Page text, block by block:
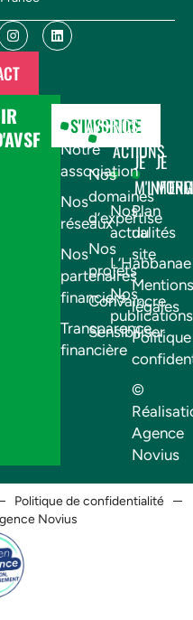
S'INSCRIRE
AVSF
Notre
association
Nos
réseaux
Nos
partenaires
financiers
Transparence
financière
NOS
ACTIONS
Nos
domaines
d’expertise
Nos
projets
Convaincre
Sensibiliser
JE
Nos
actualités
L’Habbanae
Nos
publications
JE
Plan
du
site
Mentions
légales
©
Agence
Novius
Politique de confidentialité
Novius